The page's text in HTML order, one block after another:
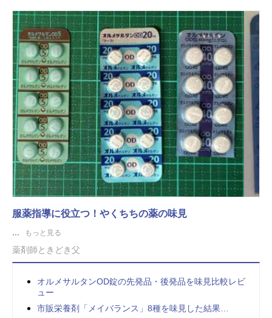
服薬指導に役立つ！やくちちの薬の味見
もっと見る
薬剤師ときどき父
オルメサルタンOD錠の先発品・後発品を味見比較レビ
ュー
市販栄養剤「メイバランス」8種を味見した結果…